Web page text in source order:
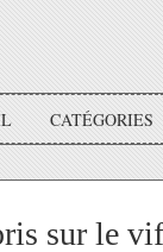
CATÉGORIES
sur le